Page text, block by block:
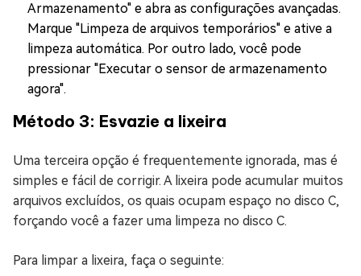
Armazenamento" e abra as configurações avançadas.
Marque "Limpeza de arquivos temporários" e ative a
limpeza automática. Por outro lado, você pode
pressionar "Executar o sensor de armazenamento
agora".
Método 3: Esvazie a lixeira
Uma terceira opção é frequentemente ignorada, mas é
simples e fácil de corrigir. A lixeira pode acumular muitos
arquivos excluídos, os quais ocupam espaço no disco C,
forçando você a fazer uma limpeza no disco C.
Para limpar a lixeira, faça o seguinte: